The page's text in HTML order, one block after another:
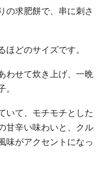
の求肥餅で、串に刺さ
ほどのサイズです。
わせて炊き上げ、一晩
。
いて、モチモチとした
甘辛い味わいと、クル
味がアクセントになっ